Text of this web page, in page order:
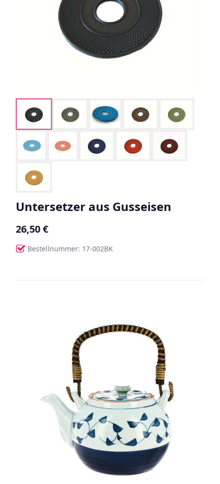
Untersetzer aus Gusseisen
26,50 €
Bestellnummer: 17-002BK